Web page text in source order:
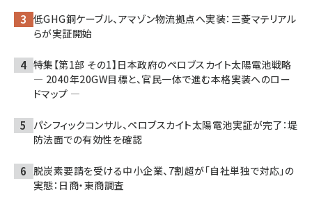
低GHG銅ケーブル、アマゾン物流拠点へ実装：三菱マテリアル
らが実証開始
特集【第1部 その1】日本政府のペロブスカイト太陽電池戦略
― 2040年20GW目標と、官民一体で進む本格実装へのロー
ドマップ ―
パシフィックコンサル、ペロブスカイト太陽電池実証が完了：堤
防法面での有効性を確認
脱炭素要請を受ける中小企業、7割超が「自社単独で対応」の
実態：日商・東商調査